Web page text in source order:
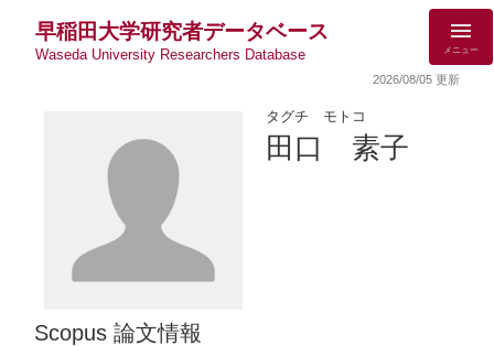
早稲田大学研究者データベース
Waseda University Researchers Database メニュー
2026/08/05 更新
タグチ モトコ
田口 素子
Scopus 論文情報